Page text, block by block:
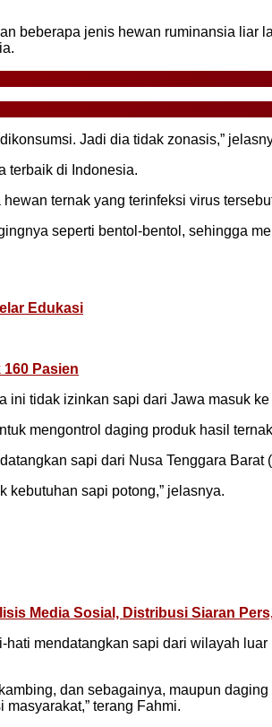
beberapa jenis hewan ruminansia liar
Jadi dia tidak zonasis,”
terbaik di Indonesia.
ternak yang terinfeksi virus
seperti bentol-bentol, sehingga
Edukasi
Pasien
ini tidak izinkan sapi dari Jawa masuk ke
mengontrol daging produk hasil
sapi dari Nusa Tenggara
kebutuhan sapi potong,” jelasnya.
Media Sosial, Distribusi Siaran
mendatangkan sapi dari wilayah
dan sebagainya, maupun
terang Fahmi.